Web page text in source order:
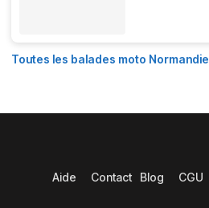
Toutes les balades moto Normandie
Aide Contact Blog CGU